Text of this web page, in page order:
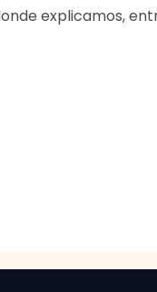
explicamos,